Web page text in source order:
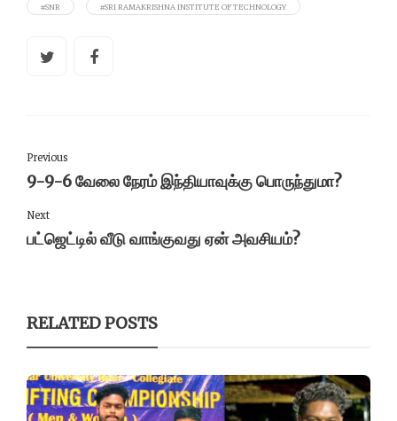
#SNR
#SRI RAMAKRISHNA INSTITUTE OF TECHNOLOGY
Previous
9-9-6 வேலை நேரம் இந்தியாவுக்கு பொருந்துமா?
Next
பட்ஜெட்டில் வீடு வாங்குவது ஏன் அவசியம்?
RELATED POSTS